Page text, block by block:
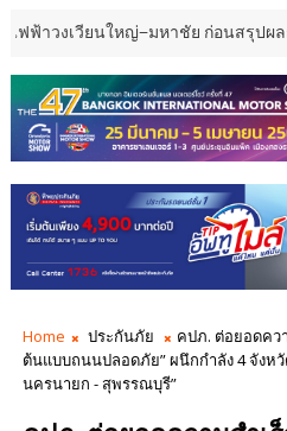
นใหญ่–มหาชัย ก่อนสรุปผลการศึกษา
Home ประกันภัย
คปภ. ต่อยอดคว
ต้นแบบถนนปลอดภัย” ผนึกกำลัง 4 จังห
นครนายก - สุพรรณบุรี”